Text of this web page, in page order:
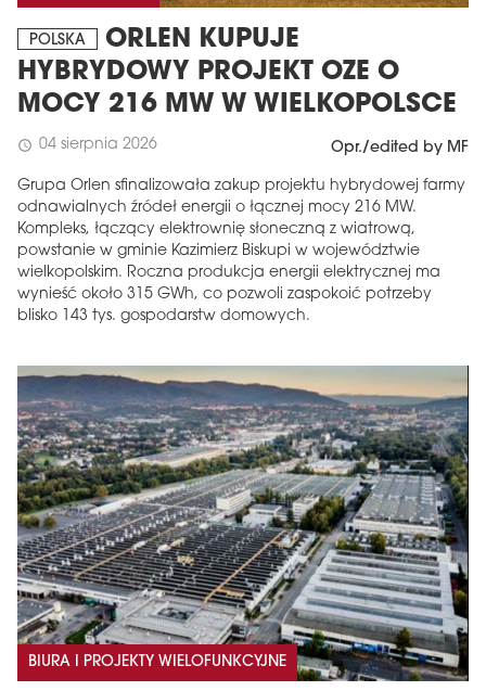
POLSKA
ORLEN KUPUJE
HYBRYDOWY PROJEKT OZE O
MOCY 216 MW W WIELKOPOLSCE
schedule 04 sierpnia 2026 Opr./edited by MF
Grupa Orlen sfinalizowała zakup projektu hybrydowej farmy
odnawialnych źródeł energii o łącznej mocy 216 MW.
Kompleks, łączący elektrownię słoneczną z wiatrową,
powstanie w gminie Kazimierz Biskupi w województwie
wielkopolskim. Roczna produkcja energii elektrycznej ma
wynieść około 315 GWh, co pozwoli zaspokoić potrzeby
blisko 143 tys. gospodarstw domowych.
BIURA I PROJEKTY WIELOFUNKCYJNE